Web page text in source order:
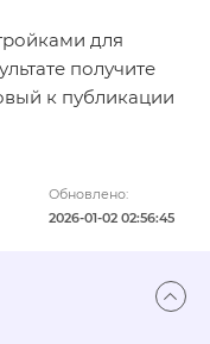
для
получите
к публикации
Обновлено:
2026-01-02 02:56:45